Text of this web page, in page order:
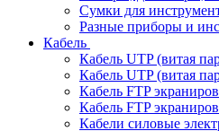
Сумки для
Разные приборы и
Кабель
Кабель UTP (витая
Кабель UTP (витая
Кабель FTP
Кабель FTP
Кабели силовые